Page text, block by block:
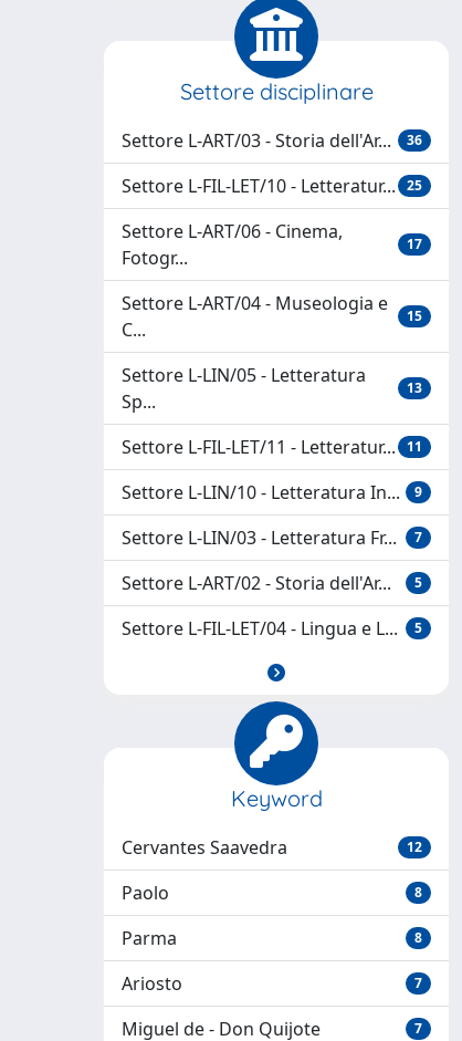
Settore disciplinare
Settore L-ART/03 - Storia dell'Ar... 36
Settore L-FIL-LET/10 - Letteratur... 25
Settore L-ART/06 - Cinema,
Fotogr...
17
Settore L-ART/04 - Museologia e
C...
15
Settore L-LIN/05 - Letteratura
Sp...
13
Settore L-FIL-LET/11 - Letteratur... 11
Settore L-LIN/10 - Letteratura In... 9
Settore L-LIN/03 - Letteratura Fr... 7
Settore L-ART/02 - Storia dell'Ar... 5
Settore L-FIL-LET/04 - Lingua e L... 5
Keyword
Cervantes Saavedra 12
Paolo 8
Parma 8
Ariosto 7
Miguel de - Don Quijote 7